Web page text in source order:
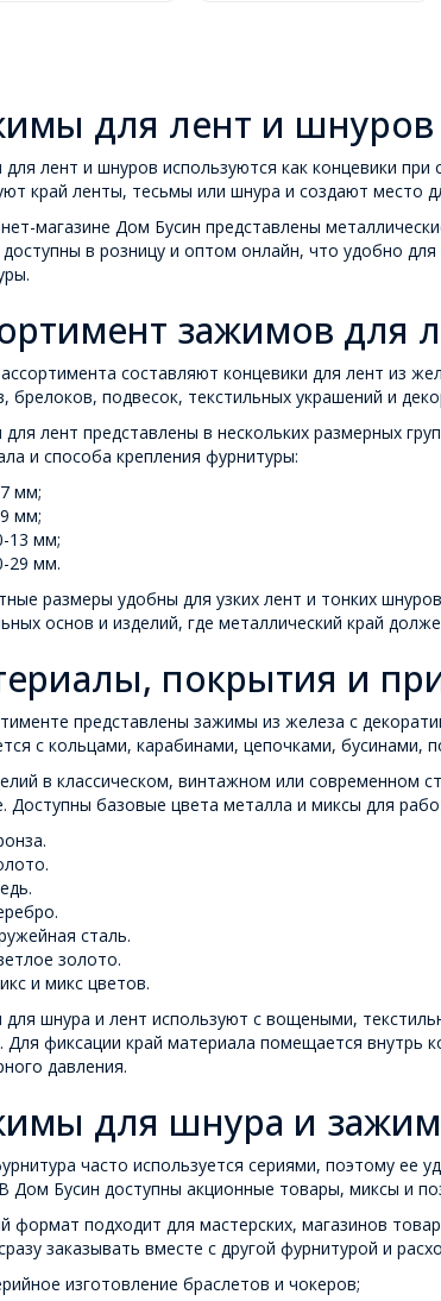
для лент и шнуров
лент и шнуров используются как концевики при
край ленты, тесьмы или шнура и создают место
магазине Дом Бусин представлены
в розницу и оптом онлайн, что удобно
зажимов для
составляют концевики для лент из
брелоков, подвесок, текстильных украшений и
лент представлены в нескольких размерных
и способа крепления фурнитуры:
мм;
мм;
13 мм;
29 мм.
размеры удобны для узких лент и тонких
основ и изделий, где металлический край
покрытия и
представлены зажимы из железа с
с кольцами, карабинами, цепочками, бусинами,
в классическом, винтажном или
Доступны базовые цвета металла и миксы для
сталь.
золото.
и микс цветов.
шнура и лент используют с вощеными,
фиксации край материала помещается внутрь
давления.
для шнура и
часто используется сериями, поэтому ее
Дом Бусин доступны акционные товары, миксы и
формат подходит для мастерских, магазинов
заказывать вместе с другой фурнитурой и
изготовление браслетов и чокеров;